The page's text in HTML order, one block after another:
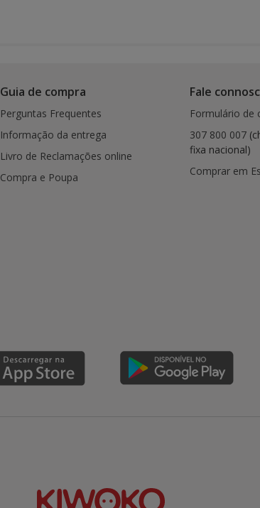
Guia de compra
Perguntas Frequentes
Informação da entrega
Livro de Reclamações online
Compra e Poupa
Fale
Formulário de
307 800 007
fixa nacional)
Comprar em